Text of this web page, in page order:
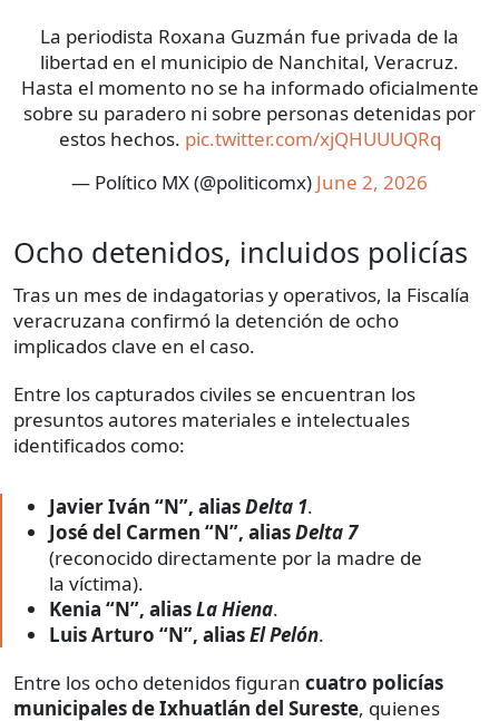
La periodista Roxana Guzmán fue privada de la
libertad en el municipio de Nanchital, Veracruz.
Hasta el momento no se ha informado oficialmente
sobre su paradero ni sobre personas detenidas por
estos hechos. pic.twitter.com/xjQHUUUQRq
— Político MX (@politicomx) June 2, 2026
Ocho detenidos, incluidos policías
Tras un mes de indagatorias y operativos, la Fiscalía
veracruzana confirmó la detención de ocho
implicados clave en el caso.
Entre los capturados civiles se encuentran los
presuntos autores materiales e intelectuales
identificados como:
Javier Iván “N”, aliasDelta 1.
José del Carmen “N”, aliasDelta 7
(reconocido directamente por la madre de
la víctima).
Kenia “N”, aliasLa Hiena.
Luis Arturo “N”, aliasEl Pelón.
Entre los ocho detenidos figuran cuatro policías
municipales de Ixhuatlán del Sureste, quienes